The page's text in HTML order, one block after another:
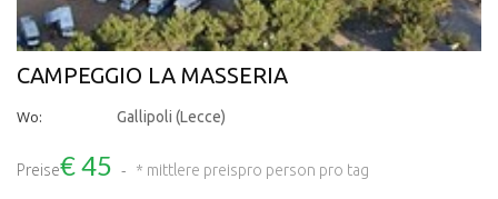
CAMPEGGIO LA MASSERIA
Wo: Gallipoli (Lecce)
Preise€ 45 * mittlere preispro person pro tag